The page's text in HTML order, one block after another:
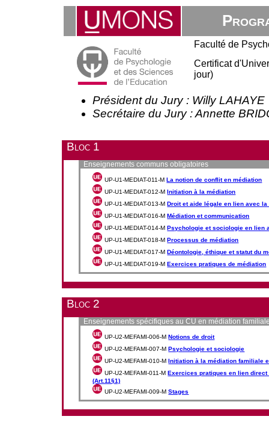
Faculté de
Certificat
jour)
Président du Jury : Willy LAHAYE
Secrétaire du Jury : Annette
Bloc 1
Enseignements communs obligatoires
UP-U1-MEDIAT-011-MLa notion de conflit en médiation
UP-U1-MEDIAT-012-MInitiation à la médiation
UP-U1-MEDIAT-013-MDroit et aide légale en lien avec la
UP-U1-MEDIAT-016-MMédiation et communication
UP-U1-MEDIAT-014-MPsychologie et sociologie en lien
UP-U1-MEDIAT-018-MProcessus de médiation
UP-U1-MEDIAT-017-MDéontologie, éthique et statut du
UP-U1-MEDIAT-019-MExercices pratiques de médiation
Bloc 2
Enseignements spécifiques au CU en médiation
UP-U2-MEFAMI-006-MNotions de droit
UP-U2-MEFAMI-007-MPsychologie et sociologie
UP-U2-MEFAMI-010-MInitiation à la médiation familiale
UP-U2-MEFAMI-011-MExercices pratiques en lien
(Art.11§1)
UP-U2-MEFAMI-009-MStages